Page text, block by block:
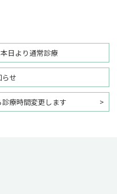
日より通常診療
らせ
療時間変更します